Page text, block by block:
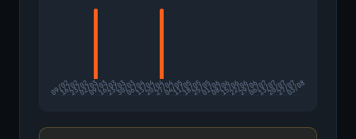
09/02
16/0223/0202/0309/0316/0323/0330/0306/0413/0420/0427/0404/0511/0518/0525/0501/0608/0615/0622/0629/0606/0713/0720/0727/07
03/08